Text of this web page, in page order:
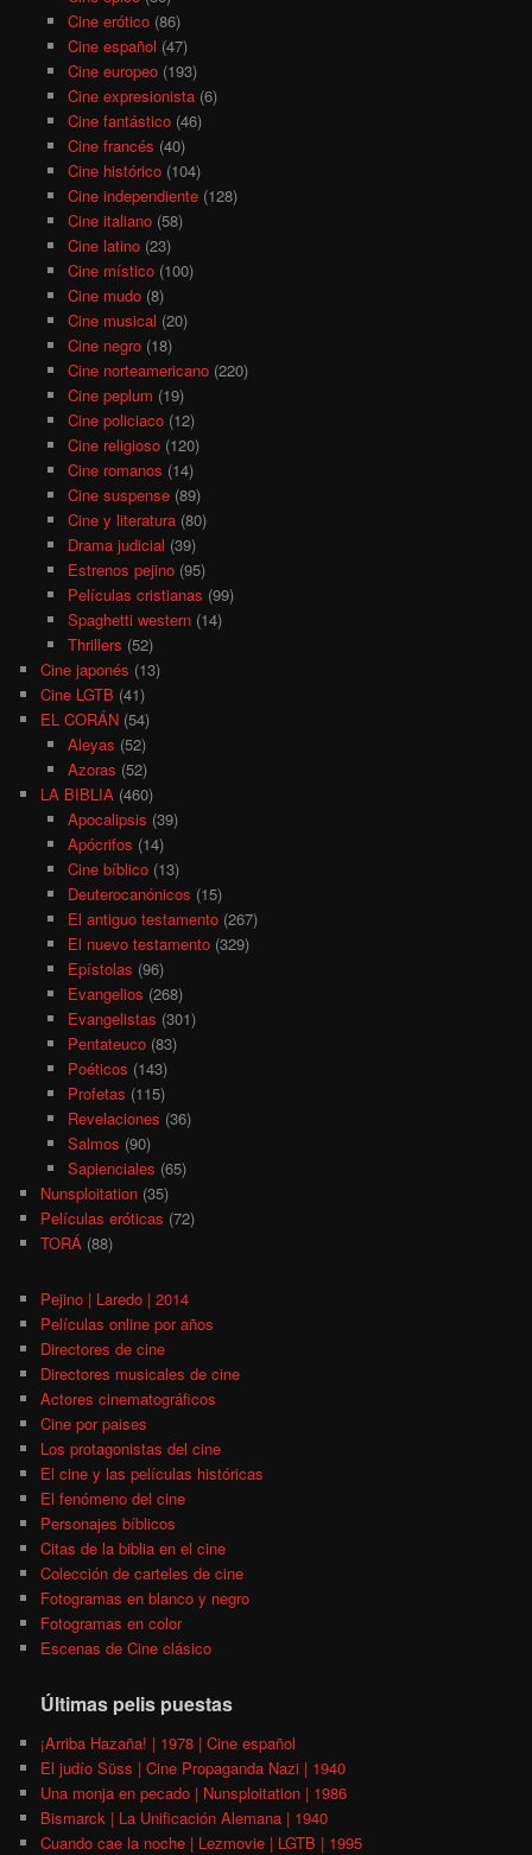
Cine erótico(86)
Cine español (47)
Cine europeo(193)
Cine expresionista(6)
Cine fantástico(46)
Cine francés (40)
Cine histórico(104)
Cine independiente(128)
Cine italiano(58)
Cine latino(23)
Cine místico(100)
Cine mudo(8)
Cine musical (20)
Cine negro(18)
Cine norteamericano(220)
Cine peplum (19)
Cine policiaco(12)
Cine religioso(120)
Cine romanos (14)
Cine suspense(89)
Cine y literatura(80)
Drama judicial (39)
Estrenos pejino(95)
Películas cristianas (99)
Spaghetti western(14)
Thrillers (52)
Cine japonés (13)
Cine LGTB (41)
EL CORÁN (54)
Aleyas (52)
Azoras (52)
LA BIBLIA (460)
Apocalipsis (39)
Apócrifos (14)
Cine bíblico(13)
Deuterocanónicos (15)
El antiguo testamento(267)
El nuevo testamento(329)
Epístolas (96)
Evangelios (268)
Evangelistas (301)
Pentateuco(83)
Poéticos (143)
Profetas (115)
Revelaciones (36)
Salmos (90)
Sapienciales (65)
Nunsploitation (35)
Películas eróticas (72)
TORÁ (88)
Pejino | Laredo | 2014
Películas online por años
Directores de cine
Directores musicales de cine
Actores cinematográficos
Cine por paises
Los protagonistas del cine
El cine y las películas históricas
El fenómeno del cine
Personajes bíblicos
Citas de la biblia en el cine
Colección de carteles de cine
Fotogramas en blanco y negro
Fotogramas en color
Escenas de Cine clásico
Últimas pelis puestas
¡Arriba Hazaña! | 1978 | Cine español
El judío Süss | Cine Propaganda Nazi | 1940
Una monja en pecado | Nunsploitation | 1986
Bismarck | La Unificación Alemana | 1940
Cuando cae la noche | Lezmovie | LGTB | 1995